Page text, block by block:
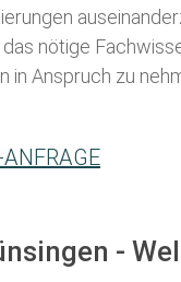
nötige
Anspruch zu
-